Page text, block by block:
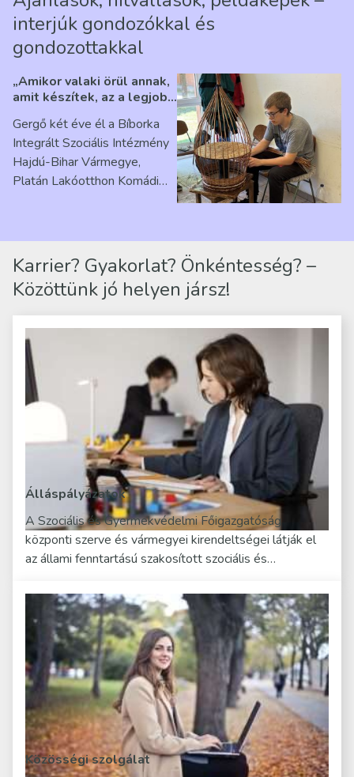
interjúk gondozókkal és
gondozottakkal
„Amikor valaki örül annak,
amit készítek, az a legjobb
Ribárszky Gergő ellátottal
Gergő két éve él a Bíborka
Integrált Szociális Intézmény
Hajdú-Bihar Vármegye,
Platán Lakóotthon Komádi
Karrier? Gyakorlat? Önkéntesség? –
Közöttünk jó helyen jársz!
Álláspályázatok
A Szociális és Gyermekvédelmi Főigazgatóság
központi szerve és vármegyei kirendeltségei látják el
az állami fenntartású szakosított szociális és…
Közösségi szolgálat